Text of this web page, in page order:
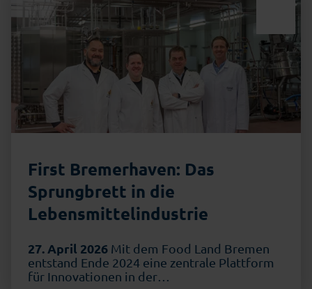
First Bremerhaven: Das
Sprungbrett in die
Lebensmittelindustrie
27. April 2026 Mit dem Food Land Bremen
entstand Ende 2024 eine zentrale Plattform
für Innovationen in der